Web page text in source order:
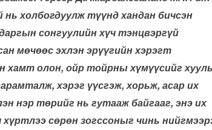
холбогдуулж түүнд хандан бичсэн
сонгуулийн хүч тэнцвэргүй
мөчөөс эхлэн эрүүгийн хэрэгт
хамт олон, ойр тойрны хүмүүсийг
хэрэг үүсгэж, хорьж, асар их
нэр төрийг нь гутааж байгааг, энэ их
сөрөн зогссоныг чинь